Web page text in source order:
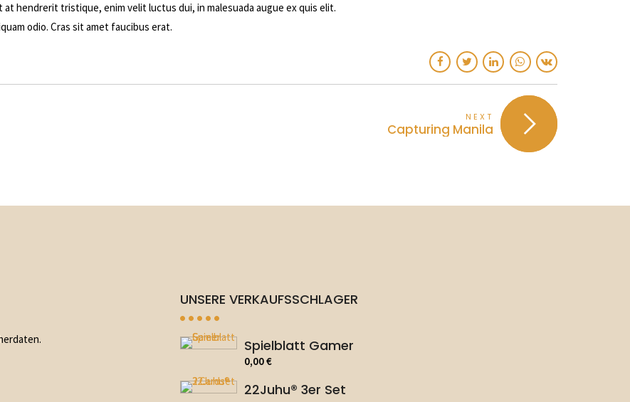
hendrerit tristique, enim velit luctus dui, in malesuada augue ex quis elit.
odio. Cras sit amet faucibus erat.
NEXT
Capturing Manila
UNSERE VERKAUFSSCHLAGER
Spielblatt Gamer
0,00€
22Juhu® 3er Set